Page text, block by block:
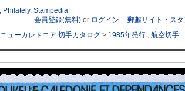
会員登録(無料) or ログイン -- 郵趣サイト・ス
ニューカレドニア 切手カタログ > 1985年発行 , 航空切手